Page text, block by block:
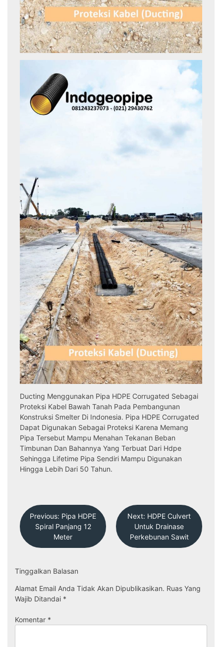
Ducting Menggunakan Pipa HDPE Corrugated Sebagai
Proteksi Kabel Bawah Tanah Pada Pembangunan
Konstruksi Smelter Di Indonesia. Pipa HDPE Corrugated
Dapat Digunakan Sebagai Proteksi Karena Memang
Pipa Tersebut Mampu Menahan Tekanan Beban
Timbunan Dan Bahannya Yang Terbuat Dari Hdpe
Sehingga Lifetime Pipa Sendiri Mampu Digunakan
Hingga Lebih Dari 50 Tahun.
Navigasi
Pos
Previous: Pipa HDPE
Spiral Panjang 12
Meter
Next: HDPE Culvert
Untuk Drainase
Perkebunan Sawit
Tinggalkan Balasan
Alamat Email Anda Tidak Akan Dipublikasikan. Ruas Yang
Wajib Ditandai *
Komentar *